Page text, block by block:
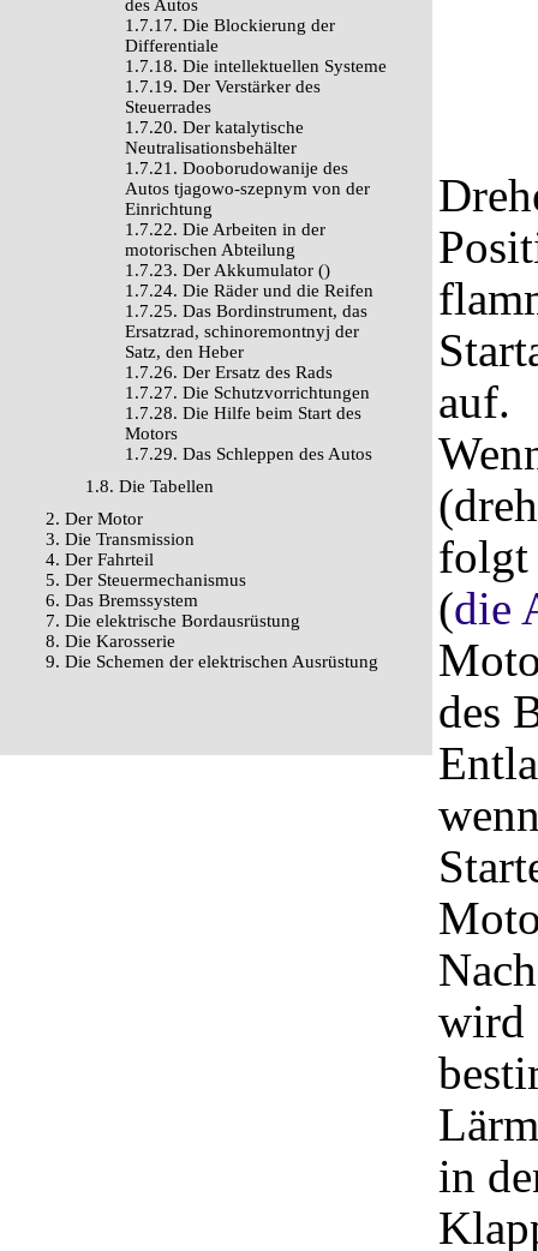
des Autos
1.7.17. Die Blockierung der
Differentiale
1.7.18. Die intellektuellen Systeme
1.7.19. Der Verstärker des
Steuerrades
1.7.20. Der katalytische
Neutralisationsbehälter
1.7.21. Dooborudowanije des
Autos tjagowo-szepnym von der
Einrichtung
1.7.22. Die Arbeiten in der
motorischen Abteilung
1.7.23. Der Akkumulator ()
1.7.24. Die Räder und die Reifen
1.7.25. Das Bordinstrument, das
Ersatzrad, schinoremontnyj der
Satz, den Heber
1.7.26. Der Ersatz des Rads
1.7.27. Die Schutzvorrichtungen
1.7.28. Die Hilfe beim Start des
Motors
1.7.29. Das Schleppen des Autos
1.8. Die Tabellen
2. Der Motor
3. Die Transmission
4. Der Fahrteil
5. Der Steuermechanismus
6. Das Bremssystem
7. Die elektrische Bordausrüstung
8. Die Karosserie
9. Die Schemen der elektrischen Ausrüstung
auf.
folgt
(die
des
wird
in